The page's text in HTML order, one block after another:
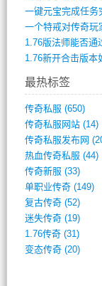
1.76版法师能否通
1.76新开合击版本
最热标签
传奇私服 (650)
传奇私服网站(14)
传奇私服发布网
热血传奇私服 (44)
传奇新服 (33)
单职业传奇(149)
复古传奇(52)
迷失传奇(19)
1.76传奇(31)
变态传奇(20)